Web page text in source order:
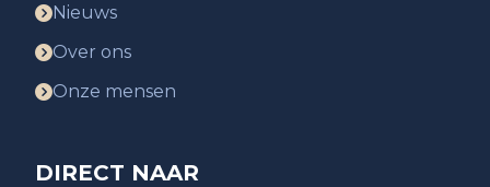
Nieuws
Over ons
Onze mensen
DIRECT NAAR